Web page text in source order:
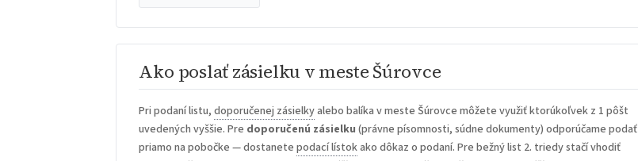
Ako poslať zásielku v meste Šúrovce
Pri podaní listu,doporučenej zásielkyalebo balíka v meste Šúrovce môžete využiť ktorúkoľvek z 1 pôšt
uvedených vyššie. Pre doporučenú zásielku (právne písomnosti, súdne dokumenty) odporúčame podať
priamo na pobočke — dostanetepodací lístokako dôkaz o podaní. Pre bežný list 2. triedy stačí vhodiť